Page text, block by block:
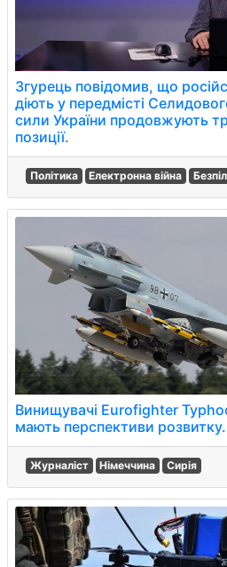
Згурець повідомив, що
діють у передмісті
сили України продовжують
позиції.
Політика Електронна війна
Винищувачі Eurofighter
мають перспективи розвитку.
Журналіст Німеччина Сирія